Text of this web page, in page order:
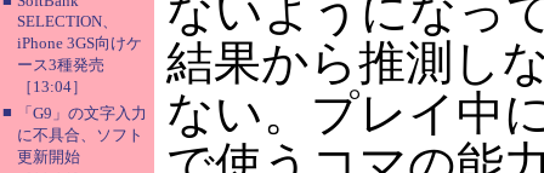
SELECTION、
iPhone 3GS向けケ
ース3種発売
［13:04］
■
「G9」の文字入力
に不具合、ソフト
更新開始
ないようになっ
結果から推測し
ない。プレイ中